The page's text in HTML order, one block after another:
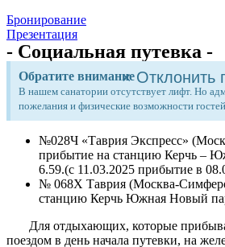
Бронирование
Презентация
- Социальная путевка -
Обратите внимание
В нашем санатории отсутствует лифт. Но
пожелания и физические возможности
× Отклонить
№028Ч «Таврия Экспресс»
прибытие на станцию Керчь –
6.59.(с 11.03.2025 прибытие в
№ 068Х Таврия (Москва-
станцию Керчь Южная Новый
Для отдыхающих, которые
поездом в день начала путевки, на